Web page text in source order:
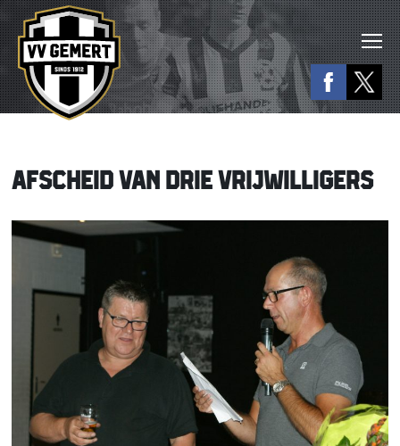
AFSCHEID VAN DRIE VRIJWILLIGERS